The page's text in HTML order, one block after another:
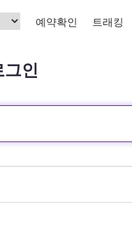
예약확인 트래킹
그인